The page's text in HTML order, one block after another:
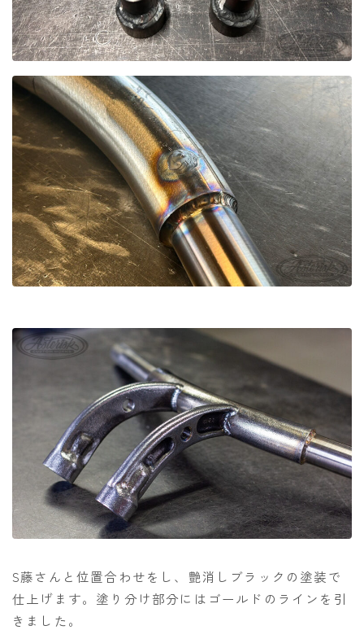
S藤さんと位置合わせをし、艶消しブラックの塗装で
仕上げます。塗り分け部分にはゴールドのラインを引
きました。